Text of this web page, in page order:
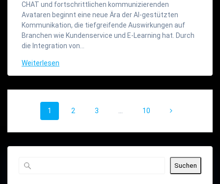
CHAT und fortschrittlichen kommunizierenden
Avataren beginnt eine neue Ära der AI-gestützten
Kommunikation, die tiefgreifende Auswirkungen auf
Branchen wie Kundenservice und E-Learning hat. Durch
die Integration von…
Weiterlesen
Beitragsnavigation
Seite
1 Seite
2 Seite
3 … Seite
10
Suchen